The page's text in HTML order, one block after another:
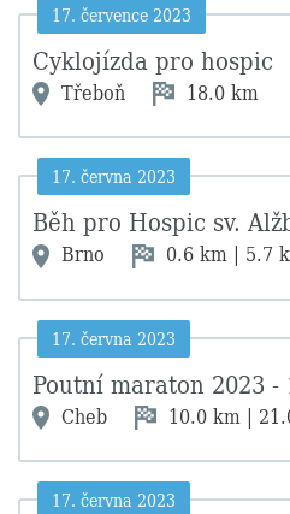
17. července 2023
Cyklojízda pro hospic
Třeboň 18.0 km
17. června 2023
Běh pro Hospic sv.
Brno 0.6 km | 5.7
17. června 2023
Poutní maraton 2023
Cheb 10.0 km |
17. června 2023